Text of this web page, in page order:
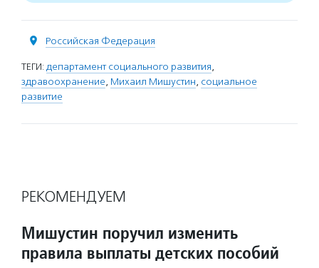
Российская Федерация
ТЕГИ: департамент социального развития,
здравоохранение, Михаил Мишустин, социальное
развитие
РЕКОМЕНДУЕМ
Мишустин поручил изменить
правила выплаты детских пособий